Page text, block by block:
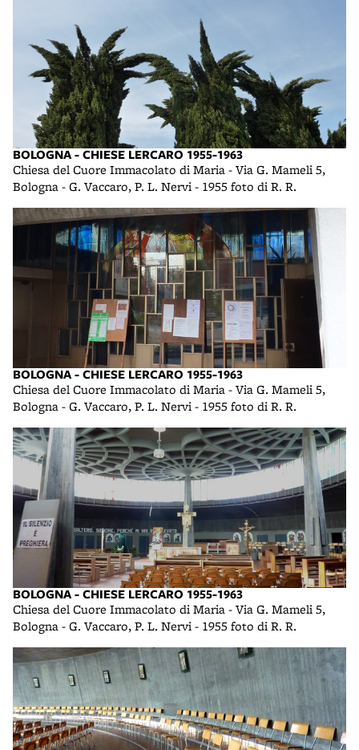
BOLOGNA - CHIESE LERCARO 1955-1963
Chiesa del Cuore Immacolato di Maria - Via G. Mameli 5,
Bologna - G. Vaccaro, P. L. Nervi - 1955 foto di R. R.
BOLOGNA - CHIESE LERCARO 1955-1963
Chiesa del Cuore Immacolato di Maria - Via G. Mameli 5,
Bologna - G. Vaccaro, P. L. Nervi - 1955 foto di R. R.
BOLOGNA - CHIESE LERCARO 1955-1963
Chiesa del Cuore Immacolato di Maria - Via G. Mameli 5,
Bologna - G. Vaccaro, P. L. Nervi - 1955 foto di R. R.